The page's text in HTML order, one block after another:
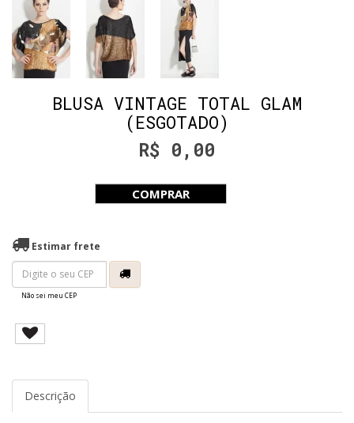
BLUSA VINTAGE TOTAL GLAM
(ESGOTADO)
R$ 0,00
COMPRAR
Estimar frete
Não sei meu CEP
Descrição